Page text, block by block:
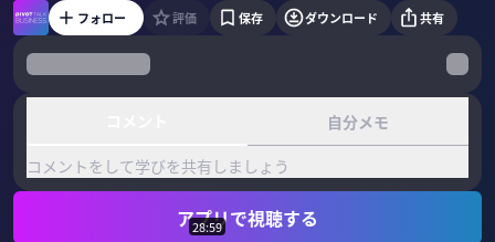
フォロー 評価 保存 ダウンロード 共有
自分メモ
コメントをして学びを共有しましょう
アプリで視聴する
28:59